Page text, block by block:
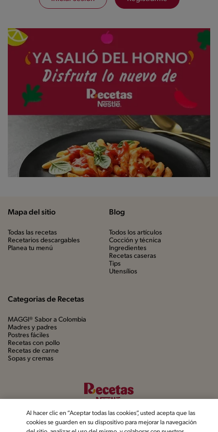
Mapa del sitio
Todas las recetas
Recetarios descargables
Planea tu menú
Blog
Todos los artículos
Cocción y técnica
Ingredientes
Recetas caseras
Tips
Utensílios
Categorias de Recetas
MAGGI® Sabor a Colombia
Madres y padres
Postres fáciles
Recetas con pollo
Recetas de carne
Sopas y cremas
Al hacer clic en “Aceptar todas las cookies”, usted acepta que las
cookies se guarden en su dispositivo para mejorar la navegación